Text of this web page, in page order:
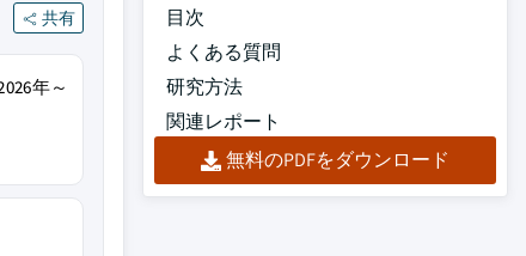
共有
年～
目次
よくある質問
研究方法
関連レポート
無料のPDFをダウンロード